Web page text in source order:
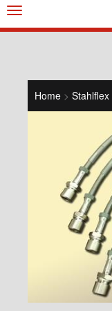
Navigation
ein-/ausblenden
Home >